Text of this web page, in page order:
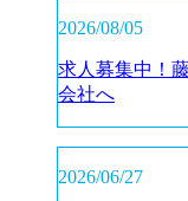
2026/08/05
求人募集中！
会社へ
2026/06/27